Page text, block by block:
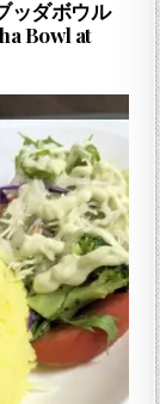
ッダボウル
Bowl at